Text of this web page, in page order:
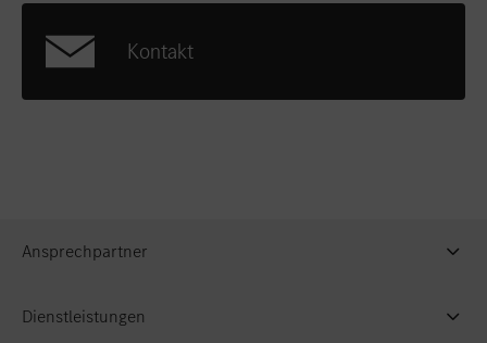
Kontakt
Ansprechpartner
Dienstleistungen